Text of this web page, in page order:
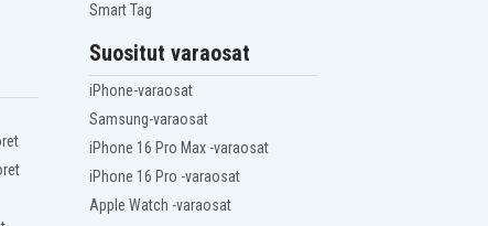
Smart Tag
Suositut varaosat
iPhone-varaosat
Samsung-varaosat
iPhone 16 Pro Max -varaosat
iPhone 16 Pro -varaosat
Apple Watch -varaosat